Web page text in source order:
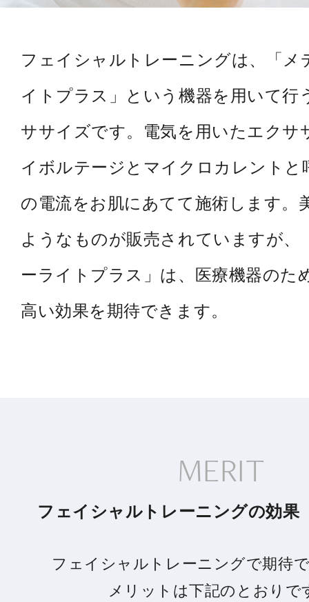
フェイシャルトレーニングは、「メ
イトプラス」という機器を用いて行
ササイズです。電気を用いたエクサ
イボルテージとマイクロカレントと
の電流をお肌にあてて施術します。
ようなものが販売されていますが、
ーライトプラス」は、医療機器のた
高い効果を期待できます。
フェイシャルトレーニングの効果
MERIT
フェイシャルトレーニングで期待
メリットは下記のとおりで